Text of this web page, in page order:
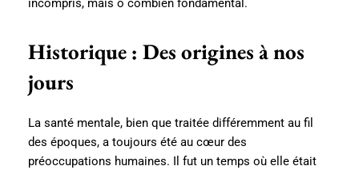
incompris, mais ô combien fondamental.
Historique : Des origines à nos
jours
La santé mentale, bien que traitée différemment au fil
des époques, a toujours été au cœur des
préoccupations humaines. Il fut un temps où elle était